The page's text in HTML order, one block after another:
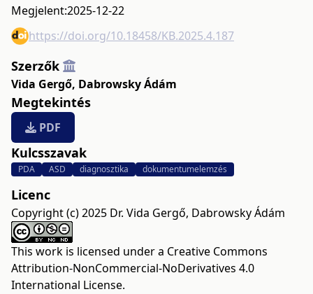
Megjelent:2025-12-22
https://doi.org/10.18458/KB.2025.4.187
Szerzők
Vida Gergő, Dabrowsky Ádám
Megtekintés
PDF
Kulcsszavak
PDA ASD diagnosztika dokumentumelemzés
Licenc
Copyright (c) 2025 Dr. Vida Gergő, Dabrowsky Ádám
This work is licensed under a Creative Commons
Attribution-NonCommercial-NoDerivatives 4.0
International License.